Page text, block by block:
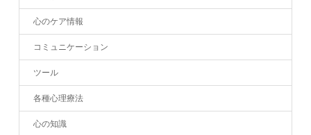
心のケア情報
コミュニケーション
ツール
各種心理療法
心の知識